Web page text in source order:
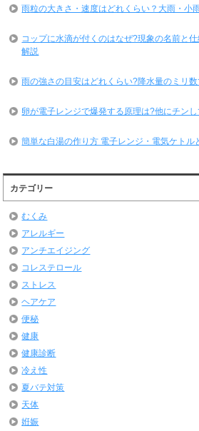
雨粒の大きさ・速度はどれくらい？大雨・小
コップに水滴が付くのはなぜ?現象の名前と
解説
雨の強さの目安はどれくらい?降水量のミリ
卵が電子レンジで爆発する原理は?他にチン
簡単な白湯の作り方 電子レンジ・電気ケトル
カテゴリー
むくみ
アレルギー
アンチエイジング
コレステロール
ストレス
ヘアケア
便秘
健康
健康診断
冷え性
夏バテ対策
天体
姙娠